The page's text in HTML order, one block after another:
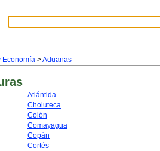
Economía >Aduanas
Atlántida
Choluteca
Colón
Comayagua
Copán
Cortés